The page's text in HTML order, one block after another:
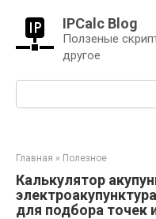
контенту
IPCalc Blog
Ползеные
другое
Поиск:
Главная » Полезное
Калькулятор
для подбора точек